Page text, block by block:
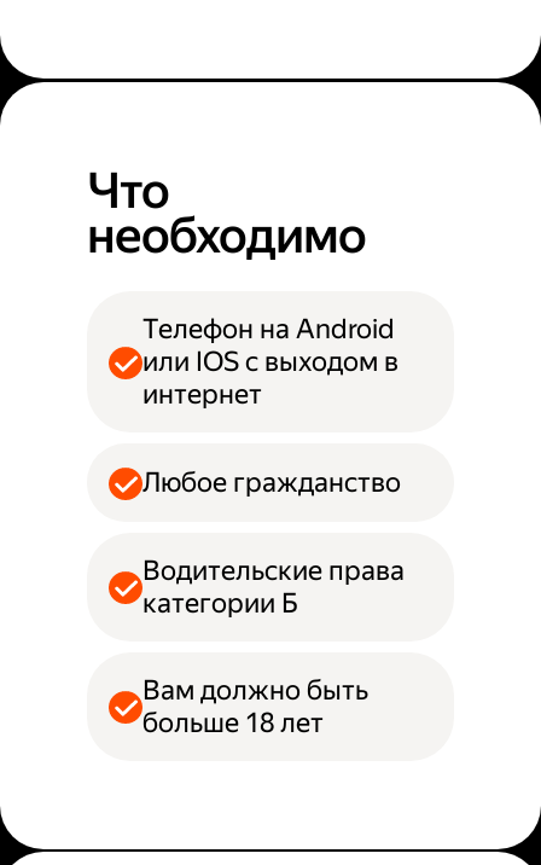
Что
необходимо
Телефон на Android
или IOS с выходом в
интернет
Любое гражданство
Водительские права
категории Б
Вам должно быть
больше 18 лет